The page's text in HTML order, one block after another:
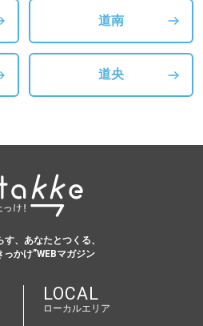
道南
道央
、あなたとつくる、
っかけ”WEBマガジン
LOCAL
ローカルエリア